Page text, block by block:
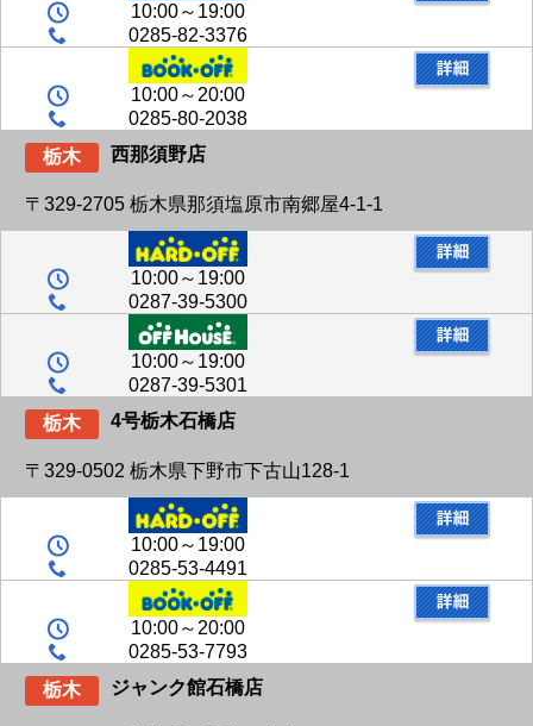
10:00～19:00
0285-82-3376
10:00～20:00
0285-80-2038
栃木
西那須野店
〒329-2705 栃木県那須塩原市南郷屋4-1-1
10:00～19:00
0287-39-5300
10:00～19:00
0287-39-5301
栃木
4号栃木石橋店
〒329-0502 栃木県下野市下古山128-1
10:00～19:00
0285-53-4491
10:00～20:00
0285-53-7793
栃木
ジャンク館石橋店